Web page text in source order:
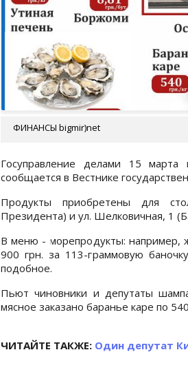
ФИНАНСЫ bigmir)net
Госуправление делами 15
сообщается в Вестнике
Продукты приобретены для
Президента) и ул. Шелковичная, 1
В меню - морепродукты: например,
900 грн. за 113-граммовую
подобное.
Пьют чиновники и депутаты
мясное заказано баранье каре по
ЧИТАЙТЕ ТАКЖЕ: Один депутат